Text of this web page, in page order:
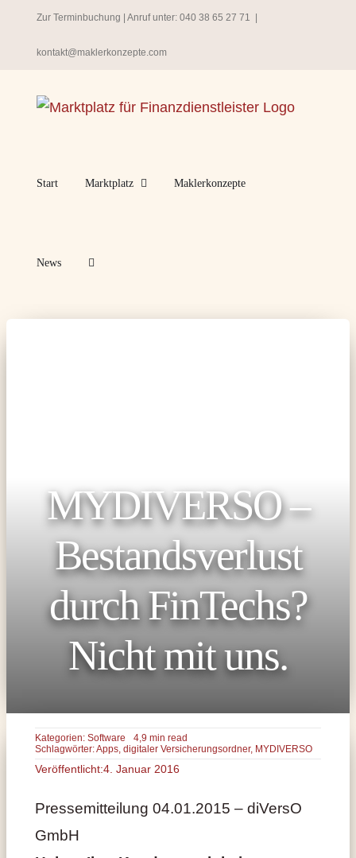
springen
Zur Terminbuchung | Anruf unter: 040 38 65 27 71
kontakt@maklerkonzepte.com
Start Marktplatz Maklerkonzepte
News
MYDIVERSO –
Bestandsverlust
durch FinTechs?
Nicht mit uns.
Kategorien: Software
4,9 min read
Schlagwörter:Apps, digitaler Versicherungsordner, MYDIVERSO
Veröffentlicht:4. Januar 2016
Pressemitteilung 04.01.2015 – diVersO
GmbH